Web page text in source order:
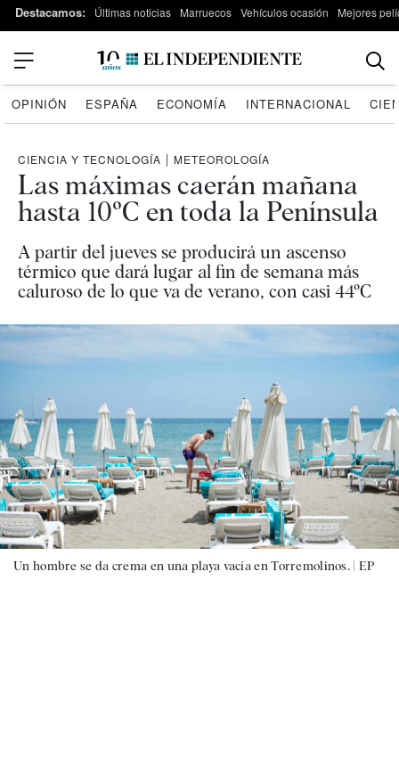
Destacamos: Últimas noticias Marruecos Vehículos ocasión Mejores
OPINIÓN ESPAÑA ECONOMÍA INTERNACIONAL
CIENCIA Y TECNOLOGÍA | METEOROLOGÍA
Las máximas caerán mañana
hasta 10ºC en toda la Península
A partir del jueves se producirá un ascenso
térmico que dará lugar al fin de semana más
caluroso de lo que va de verano, con casi 44ºC
Un hombre se da crema en una playa vacía en Torremolinos. | EP